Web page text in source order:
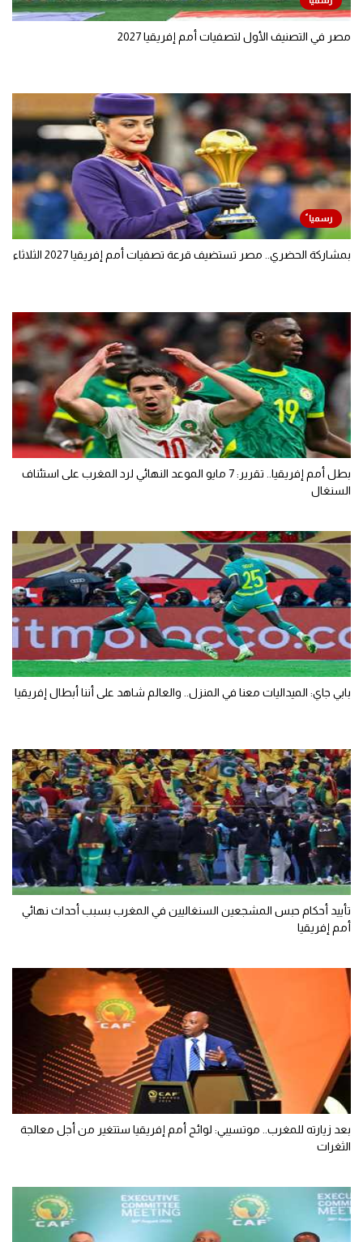
مصر في التصنيف الأول لتصفيات أمم إفريقيا 2027
بمشاركة الحضري.. مصر تستضيف قرعة تصفيات أمم إفريقيا 2027 الثلاثاء
بطل أمم إفريقيا.. تقرير: 7 مايو الموعد النهائي لرد المغرب على استئناف
السنغال
بابي جاي: الميداليات معنا في المنزل.. والعالم شاهد على أننا أبطال إفريقيا
تأييد أحكام حبس المشجعين السنغاليين في المغرب بسبب أحداث نهائي
أمم إفريقيا
بعد زيارته للمغرب.. موتسيبي: لوائح أمم إفريقيا ستتغير من أجل معالجة
الثغرات